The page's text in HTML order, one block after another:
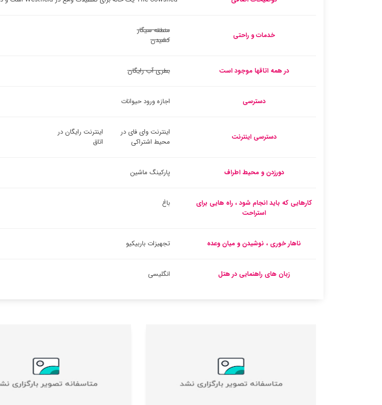
خدمات و راحتی
منطقه سیگار
کشیدن
در همه اتاقها موجود است بطری آب رایگان
دسترسی اجازه ورود حیوانات
دسترسی اینترنت
اینترنت وای فای در
محیط اشتراکی
اینترنت رایگان در
اتاق
دورزدن و محیط اطراف پارکینگ ماشین
کارهایی که باید انجام شود ، راه هایی برای
استراحت
باغ
ناهار خوری ، نوشیدن و میان وعده تجهیزات باربیکیو
زبان های راهنمایی در هتل انگلیسی